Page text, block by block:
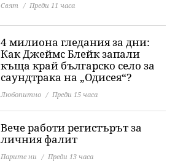
Свят Преди 11 часа
4 милиона гледания за дни:
Как Джеймс Блейк запали
къща край българско село за
саундтрака на „Одисея“?
Любопитно Преди 15 часа
Вече работи регистърът за
личния фалит
Парите ни Преди 13 часа